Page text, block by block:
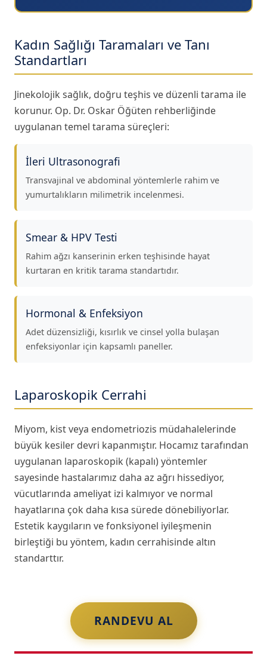
Kadın Sağlığı Taramaları ve Tanı
Standartları
Jinekolojik sağlık, doğru teşhis ve düzenli tarama ile
korunur. Op. Dr. Oskar Öğüten rehberliğinde
uygulanan temel tarama süreçleri:
İleri Ultrasonografi
Transvajinal ve abdominal yöntemlerle rahim ve
yumurtalıkların milimetrik incelenmesi.
Smear & HPV Testi
Rahim ağzı kanserinin erken teşhisinde hayat
kurtaran en kritik tarama standartıdır.
Hormonal & Enfeksiyon
Adet düzensizliği, kısırlık ve cinsel yolla bulaşan
enfeksiyonlar için kapsamlı paneller.
Laparoskopik Cerrahi
Miyom, kist veya endometriozis müdahalelerinde
büyük kesiler devri kapanmıştır. Hocamız tarafından
uygulanan laparoskopik (kapalı)yöntemler
sayesinde hastalarımız daha az ağrı hissediyor,
vücutlarında ameliyat izi kalmıyor ve normal
hayatlarına çok daha kısa sürede dönebiliyorlar.
Estetik kaygıların ve fonksiyonel iyileşmenin
birleştiği bu yöntem, kadın cerrahisinde altın
standarttır.
RANDEVU AL